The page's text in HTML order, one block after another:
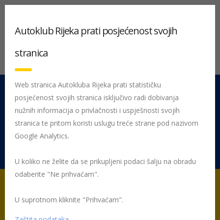
051 212 442 Centrala
Pon - Pet 08:00 - 16:00
Rujevica 9/1, 51000 Rijeka
Početna Posljednje objavljene novosti
Autoklub Rijeka prati posjećenost svojih
stranica
Web stranica Autokluba Rijeka prati statističku
posjećenost svojih stranica isključivo radi dobivanja
nužnih informacija o privlačnosti i uspješnosti svojih
stranica te pritom koristi uslugu treće strane pod nazivom
Google Analytics.
U koliko ne želite da se prikupljeni podaci šalju na obradu
odaberite "Ne prihvaćam".
U suprotnom kliknite "Prihvaćam".